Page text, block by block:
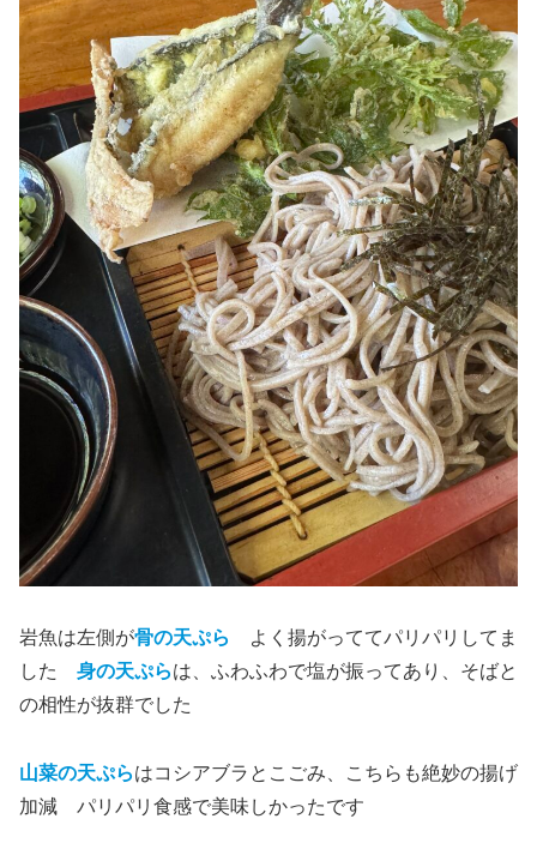
岩魚は左側が骨の天ぷら
よく揚がっててパリパリしてま
した 身の天ぷらは、ふわふわで塩が振ってあり、そばと
の相性が抜群でした
山菜の天ぷらはコシアブラとこごみ、こちらも絶妙の揚げ
加減 パリパリ食感で美味しかったです